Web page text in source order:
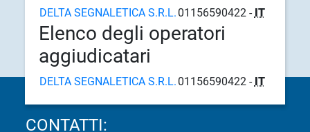
DELTA SEGNALETICA S.R.L. 01156590422 - IT
Elenco degli operatori
aggiudicatari
DELTA SEGNALETICA S.R.L. 01156590422 - IT
CONTATTI: